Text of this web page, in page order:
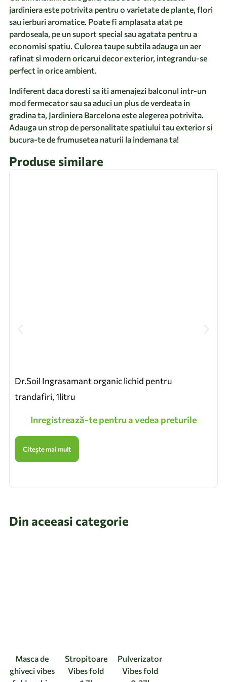
jardiniera este potrivita pentru o varietate de plante, flori
sau ierburi aromatice. Poate fi amplasata atat pe
pardoseala, pe un suport special sau agatata pentru a
economisi spatiu. Culorea taupe subtila adauga un aer
rafinat si modern oricarui decor exterior, integrandu-se
perfect in orice ambient.
Indiferent daca doresti sa iti amenajezi balconul intr-un
mod fermecator sau sa aduci un plus de verdeata in
gradina ta, Jardiniera Barcelona este alegerea potrivita.
Adauga un strop de personalitate spatiului tau exterior si
bucura-te de frumusetea naturii la indemana ta!
Produse similare
Dr.Soil Ingrasamant organic lichid pentru
trandafiri, 1litru
Inregistrează-te pentru a vedea preturile
Citește mai mult
Din aceeasi categorie
Masca de
ghiveci vibes
Stropitoare
Vibes fold
Pulverizator
Vibes fold